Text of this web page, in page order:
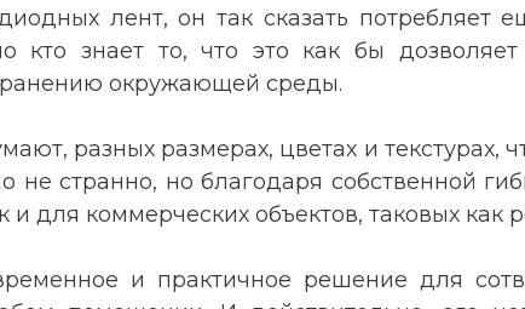
лент, он так сказать
кто знает то, что это как бы
окружающей среды.
разных размерах, цветах и
не странно, но благодаря собственной
коммерческих объектов, таковых как
и практичное решение для